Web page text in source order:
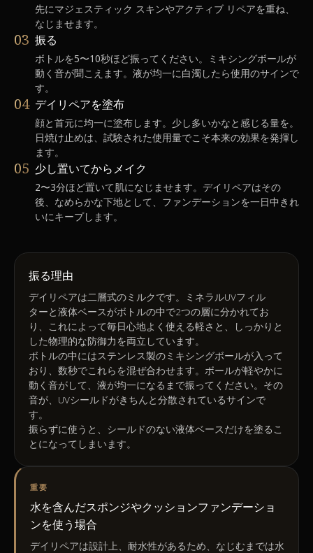
先にマジェスティック スキンやアクティブ リペアを重ね、
なじませます。
03 振る
ボトルを5〜10秒ほど振ってください。ミキシングボールが
動く音が聞こえます。液が均一に白濁したら使用のサインで
す。
04 デイリペアを塗布
顔と首元に均一に塗布します。少し多いかなと感じる量を。
日焼け止めは、試験された使用量でこそ本来の効果を発揮し
ます。
05 少し置いてからメイク
2〜3分ほど置いて肌になじませます。デイリペアはその
後、なめらかな下地として、ファンデーションを一日中きれ
いにキープします。
振る理由
デイリペアは二層式のミルクです。ミネラルUVフィル
ターと液体ベースがボトルの中で2つの層に分かれてお
り、これによって毎日心地よく使える軽さと、しっかりと
した物理的な防御力を両立しています。
ボトルの中にはステンレス製のミキシングボールが入って
おり、数秒でこれらを混ぜ合わせます。ボールが軽やかに
動く音がして、液が均一になるまで振ってください。その
音が、UVシールドがきちんと分散されているサインで
す。
振らずに使うと、シールドのない液体ベースだけを塗るこ
とになってしまいます。
重要
水を含んだスポンジやクッションファンデーショ
ンを使う場合
デイリペアは設計上、耐水性があるため、なじむまでは水